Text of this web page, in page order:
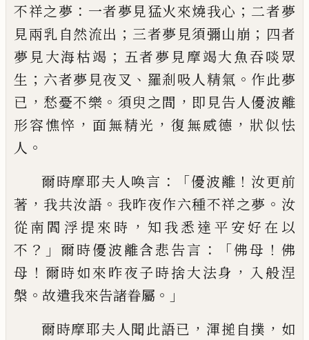
不祥之夢 ： 一者夢見猛火來燒我心 ； 二者夢
見兩乳自然流出 ； 三者夢見須彌山崩 ； 四者
夢見大海枯竭 ； 五者夢見摩竭大魚吞啖眾
生 ； 六者夢見夜叉 、 羅剎吸人精氣 。 作此夢
已 ， 愁憂不樂 。 須臾之間 ， 即見告人優波離
形容憔悴 ， 面無精光 ， 復無威德 ， 狀似怯
人 。
爾時摩耶夫人喚言 ：「優波離 ！ 汝更前
著 ， 我共汝語 。 我昨夜作六種不祥之夢 。 汝
從南閻浮提來時 ， 知我悉達平安好在以
不 ？」爾時優波離含悲告言 ：「佛母 ！ 佛
母 ！ 爾時如來昨夜子時捨大法身 ， 入般涅
槃 。 故遣我來告諸眷屬 。」
爾時摩耶夫人聞此語已 ， 渾搥自撲 ， 如